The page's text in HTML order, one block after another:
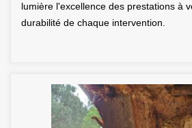
lumière l'excellence des prestations à
durabilité de chaque intervention.